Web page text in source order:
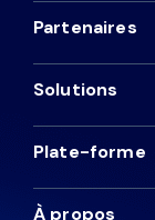
Partenaires
Solutions
Plate-forme
À propos